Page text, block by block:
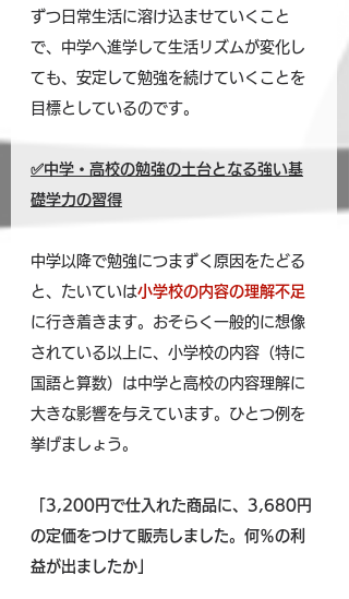
ずつ日常生活に溶け込ませていくこと
で、中学へ進学して生活リズムが変化し
ても、安定して勉強を続けていくことを
目標としているのです。
✅中学・高校の勉強の土台となる強い基
礎学力の習得
中学以降で勉強につまずく原因をたどる
と、たいていは小学校の内容の理解不足
に行き着きます。おそらく一般的に想像
されている以上に、小学校の内容（特に
国語と算数）は中学と高校の内容理解に
大きな影響を与えています。ひとつ例を
挙げましょう。
「3,200円で仕入れた商品に、3,680円
の定価をつけて販売しました。何％の利
益が出ましたか」